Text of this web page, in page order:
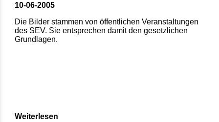
10-06-2005
Die Bilder stammen von öffentlichen Veranstaltungen
des SEV. Sie entsprechen damit den gesetzlichen
Grundlagen.
Weiterlesen